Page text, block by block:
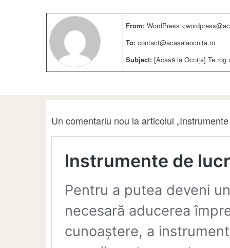
From: WordPress
To: contact@acasalaocnita.ro
Subject: [Acasă la Ocnița] Te rog
Un comentariu nou la articolul